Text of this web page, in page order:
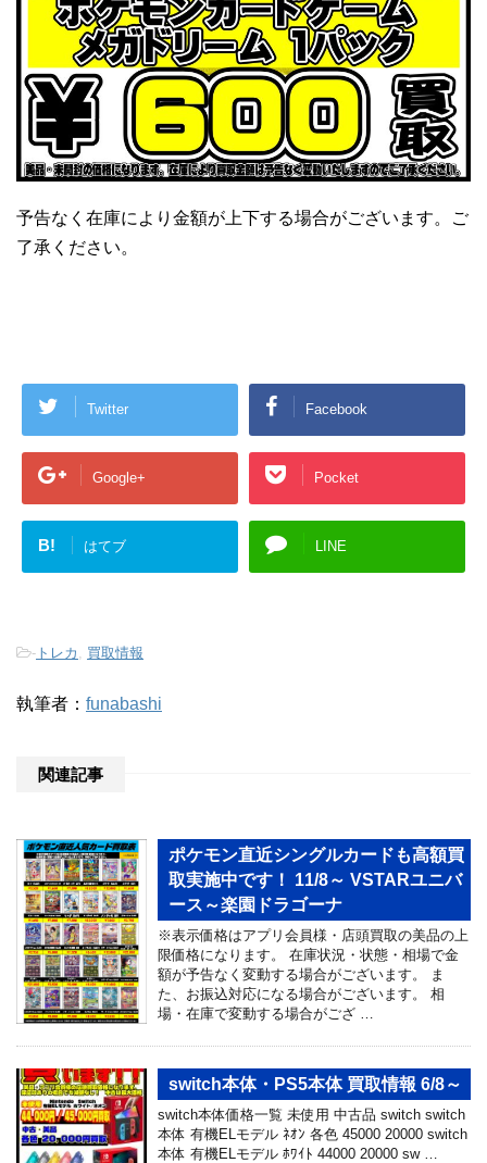
予告なく在庫により金額が上下する場合がございます。ご
了承ください。
Twitter Facebook
Google+ Pocket
B! はてブ LINE
- トレカ 買取情報
執筆者： funabashi
関連記事
ポケモン直近シングルカードも高額買
取実施中です！ 11/8～ VSTARユニバ
ース～楽園ドラゴーナ
※表示価格はアプリ会員様・店頭買取の美品の上
限価格になります。 在庫状況・状態・相場で金
額が予告なく変動する場合がございます。 ま
た、お振込対応になる場合がございます。 相
場・在庫で変動する場合がござ …
switch本体・PS5本体 買取情報 6/8～
switch本体価格一覧 未使用 中古品 switch switch
本体 有機ELモデル ﾈｵﾝ 各色 45000 20000 switch
本体 有機ELモデル ﾎﾜｲﾄ 44000 20000 sw …